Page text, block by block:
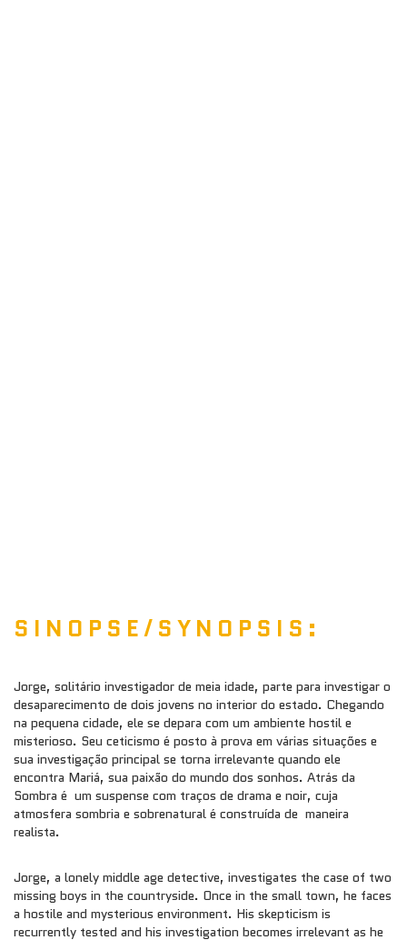
SINOPSE/SYNOPSIS:
Jorge, solitário investigador de meia idade, parte para investigar o
desaparecimento de dois jovens no interior do estado. Chegando
na pequena cidade, ele se depara com um ambiente hostil e
misterioso. Seu ceticismo é posto à prova em várias situações e
sua investigação principal se torna irrelevante quando ele
encontra Mariá, sua paixão do mundo dos sonhos. Atrás da
Sombra é um suspense com traços de drama e noir, cuja
atmosfera sombria e sobrenatural é construída de maneira
realista.
Jorge, a lonely middle age detective, investigates the case of two
missing boys in the countryside. Once in the small town, he faces
a hostile and mysterious environment. His skepticism is
recurrently tested and his investigation becomes irrelevant as he